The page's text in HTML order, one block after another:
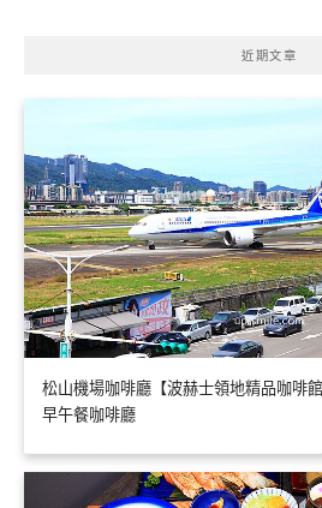
近期文章
松山機場咖啡廳【波赫士領地精品咖啡
早午餐咖啡廳